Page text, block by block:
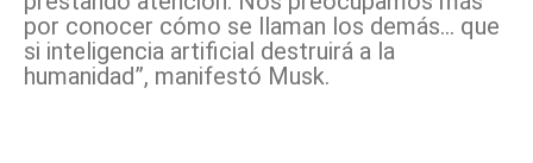
por conocer cómo se llaman los demás… que
si inteligencia artificial destruirá a la
humanidad”, manifestó Musk.